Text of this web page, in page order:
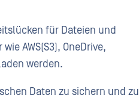
für Dateien und
AWS(S3), OneDrive,
werden.
Daten zu sichern und zu